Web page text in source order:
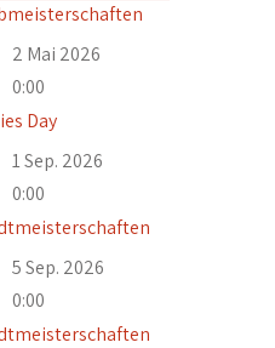
2 Mai 2026
0:00
Day
1 Sep. 2026
0:00
5 Sep. 2026
0:00